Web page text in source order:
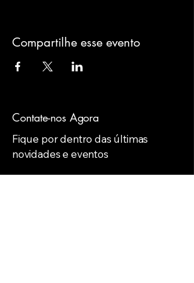
Compartilhe esse evento
Contate-nos Agora
Fique por dentro das últimas
novidades e eventos